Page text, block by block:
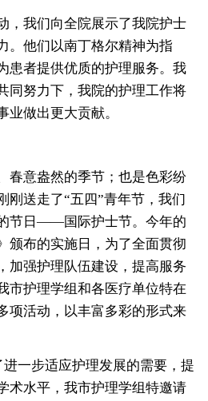
我们向全院展示了我院护士
。他们以南丁格尔精神为指
患者提供优质的护理服务。我
同努力下，我院的护理工作将
业做出更大贡献。
意盎然的季节；也是色彩纷
刚送走了“五四”青年节，我们
节日——国际护士节。今年的
颁布的实施日，为了全面贯彻
加强护理队伍建设，提高服务
市护理学组和各医疗单位特在
项活动，以丰富多彩的形式来
一步适应护理发展的需要，提
术水平，我市护理学组特邀请